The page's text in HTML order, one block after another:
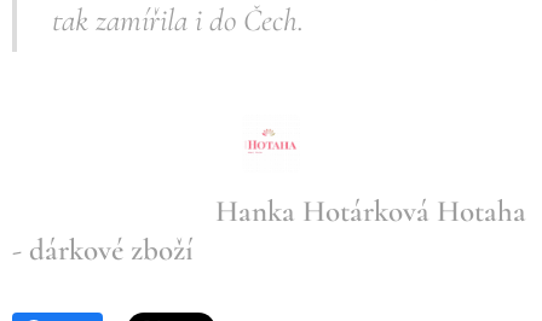
tak zamířila i do Čech.
Hanka Hotárková Hotaha
- dárkové zboží